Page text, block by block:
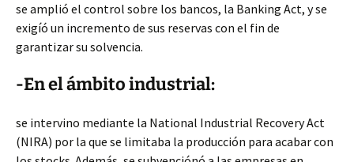
se amplió el control sobre los bancos, la Banking Act, y se
exigíó un incremento de sus reservas con el fin de
garantizar su solvencia.
-En el ámbito industrial:
se intervino mediante la National Industrial Recovery Act
(NIRA) por la que se limitaba la producción para acabar con